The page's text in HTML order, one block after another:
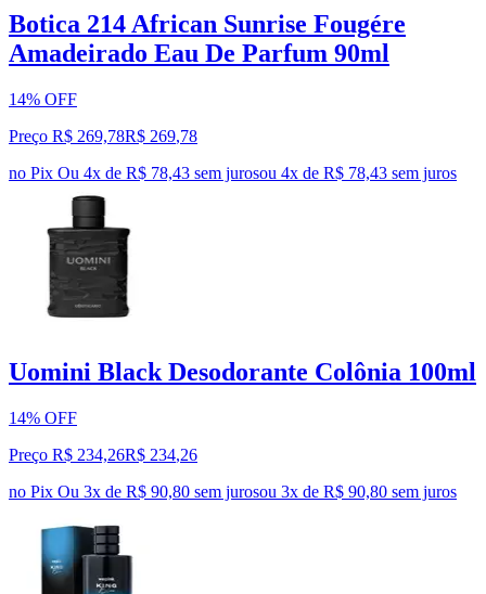
Botica 214 African Sunrise Fougére
Amadeirado Eau De Parfum 90ml
14% OFF
Preço R$ 269,78R$ 269,78
no Pix Ou 4x de R$ 78,43 sem jurosou 4x de R$ 78,43 sem juros
Uomini Black Desodorante Colônia 100ml
14% OFF
Preço R$ 234,26R$ 234,26
no Pix Ou 3x de R$ 90,80 sem jurosou 3x de R$ 90,80 sem juros